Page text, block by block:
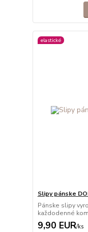
elastické
Slipy pánske
Pánske slipy
každodenné
9,90 EUR/ks